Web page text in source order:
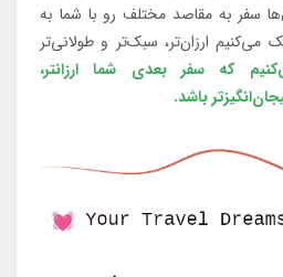
سفر به مقاصد مختلف رو با شما به
می‌کنیم ارزان‌تر، سبک‌تر و طولانی‌تر
که سفر بعدی شما ارزانتر،